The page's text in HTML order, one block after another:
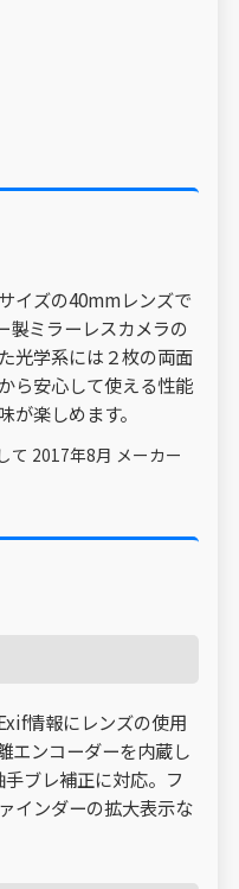
イズの40mmレンズで
製ミラーレスカメラの
光学系には２枚の両面
ら安心して使える性能
楽しめます。
て 2017年8月 メーカー
情報にレンズの使用
エンコーダーを内蔵し
ブレ補正に対応。フ
インダーの拡大表示な